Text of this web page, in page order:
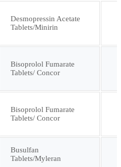
第四十六批
第五十二批
Desmopressin Acetate
Tablets/Minirin
Bisoprolol Fumarate
Tablets/ Concor
Bisoprolol Fumarate
Tablets/ Concor
Busulfan
Tablets/Myleran